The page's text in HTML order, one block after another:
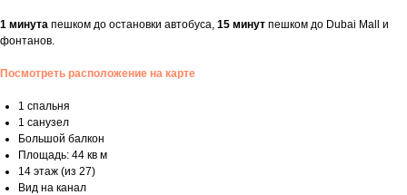
1 минута пешком до остановки автобуса, 15 минут пешком до Dubai Mall и
фонтанов.
Посмотреть расположение на карте
1 спальня
1 санузел
Большой балкон
Площадь: 44 кв м
14 этаж (из 27)
Вид на канал